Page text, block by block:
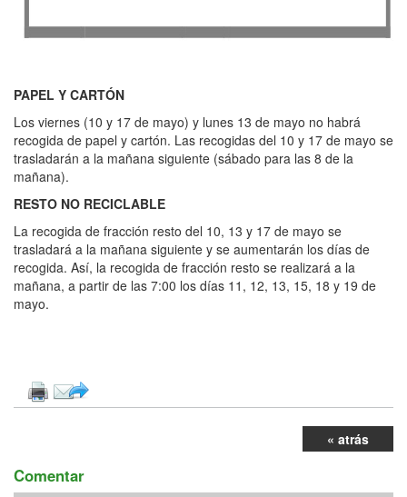
PAPEL Y CARTÓN
Los viernes (10 y 17 de mayo) y lunes 13 de mayo no habrá
recogida de papel y cartón. Las recogidas del 10 y 17 de mayo se
trasladarán a la mañana siguiente (sábado para las 8 de la
mañana).
RESTO NO RECICLABLE
La recogida de fracción resto del 10, 13 y 17 de mayo se
trasladará a la mañana siguiente y se aumentarán los días de
recogida. Así, la recogida de fracción resto se realizará a la
mañana, a partir de las 7:00 los días 11, 12, 13, 15, 18 y 19 de
mayo.
« atrás
Comentar